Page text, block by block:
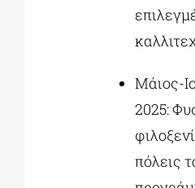
Μάιος-
2025:
πόλεις